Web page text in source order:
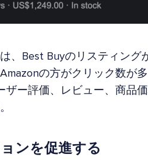
、Best Buyのリスティング
の方がクリック数が
ザー評価、レビュー、商品
ンを促進する